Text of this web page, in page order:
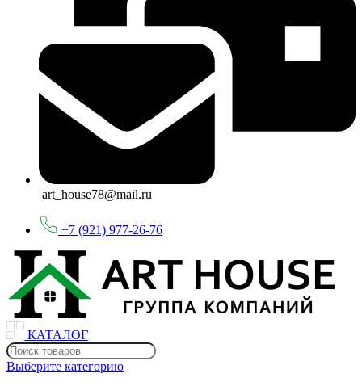
art_house78@mail.ru
+7 (921) 977-26-76
КАТАЛОГ
Выберите категорию